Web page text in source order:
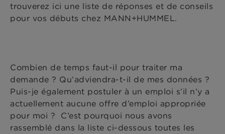
trouverez ici une liste de réponses et de conseils
pour vos débuts chez MANN+HUMMEL.
Combien de temps faut-il pour traiter ma
demande ? Qu’adviendra-t-il de mes données ?
Puis-je également postuler à un emploi s’il n’y a
actuellement aucune offre d’emploi appropriée
pour moi ? C’est pourquoi nous avons
rassemblé dans la liste ci-dessous toutes les